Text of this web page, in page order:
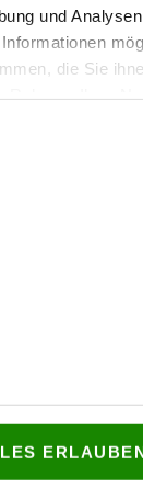
und
die Sie
Webseite